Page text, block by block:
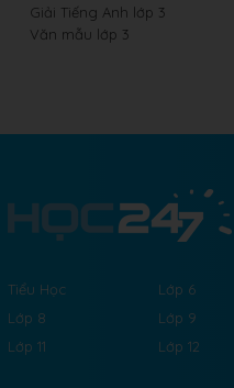
Giải Tiếng Anh lớp 3
Văn mẫu lớp 3
Tiểu Học Lớp 6
Lớp 8
Lớp 9
Lớp 11
Lớp 12